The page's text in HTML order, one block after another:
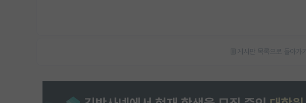
게시판 목록으로 돌아가기